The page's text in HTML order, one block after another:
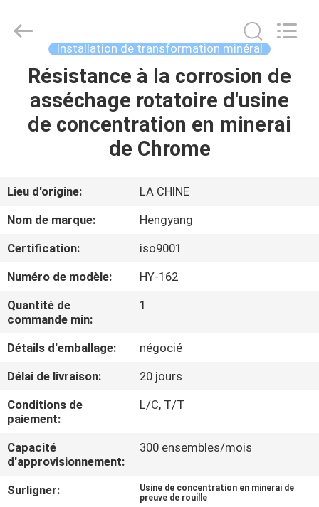
MAISON
PRODUITS
SUJET
DE
NOUS
VISITE
D'USINE
CONTRÔLE
DE
QUALITÉ
CONTACTEZ-
NOUS
Zhengzhou
Hengyang
Installation de transformation minéral
Résistance à la corrosion de
asséchage rotatoire d'usine
de concentration en minerai
de Chrome
Lieu d'origine:
LA CHINE
Nom de marque:
Hengyang
Certification:
iso9001
Numéro de modèle:
HY-162
Quantité de
commande min:
1
Détails d'emballage:
négocié
Délai de livraison:
20 jours
Conditions de
paiement:
L/C, T/T
Capacité
d'approvisionnement:
300 ensembles/mois
Surligner:
Usine de concentration en minerai de
preuve de rouille